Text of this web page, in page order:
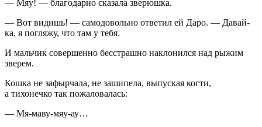
— Мяу! — благодарно сказала зверюшка.
— Вот видишь! — самодовольно ответил ей Даро. — Давай-
ка, я погляжу, что там у тебя.
И мальчик совершенно бесстрашно наклонился над рыжим
зверем.
Кошка не зафырчала, не зашипела, выпуская когти,
а тихонечко так пожаловалась:
— Мя-маву-мяу-ау…